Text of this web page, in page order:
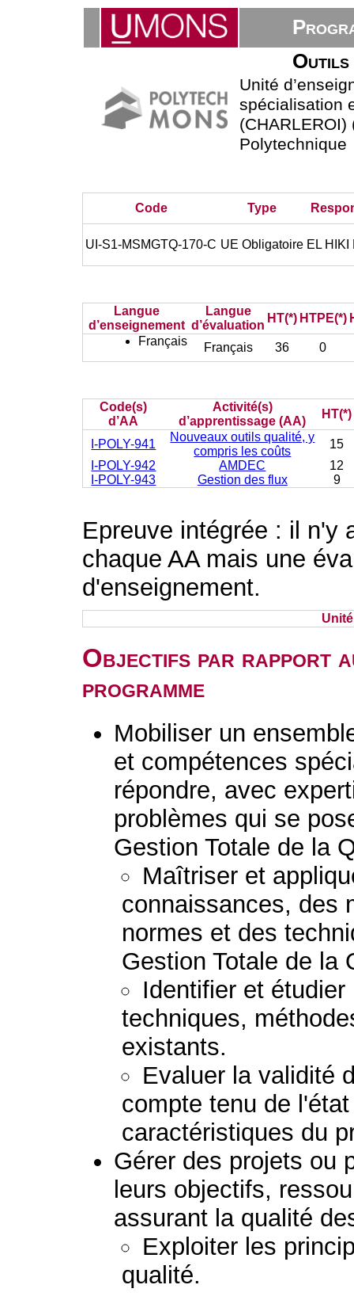
Outils
Unité
spécialisation
Polytechnique
Code Type
UI-S1-MSMGTQ-170-C UE Obligatoire EL HIKI
Langue
d’enseignement
Langue
d’évaluation
HT(*) HTPE(*)
Français
Français 36 0
Code(s)
d’AA
Activité(s)
d’apprentissage (AA)
HT(*)
I-POLY-941
Nouveaux outils qualité, y
compris les coûts
15
I-POLY-942
AMDEC
12
I-POLY-943
Gestion des flux 9
Epreuve intégrée : il n'y
chaque AA mais une
d'enseignement.
Objectifs par rapport
programme
Mobiliser un
et compétences
répondre, avec
problèmes qui se
Gestion Totale de la
Maîtriser et
connaissances, des
normes et des
Gestion Totale de la
Identifier et
techniques,
existants.
Evaluer la validité
compte tenu de
caractéristiques du
Gérer des projets ou
leurs objectifs,
assurant la qualité
Exploiter les
qualité.